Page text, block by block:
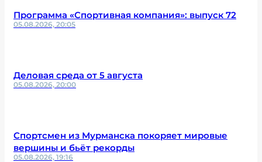
Программа «Спортивная компания»: выпуск 72
05.08.2026, 20:05
Деловая среда от 5 августа
05.08.2026, 20:00
Спортсмен из Мурманска покоряет мировые
вершины и бьёт рекорды
05.08.2026, 19:16